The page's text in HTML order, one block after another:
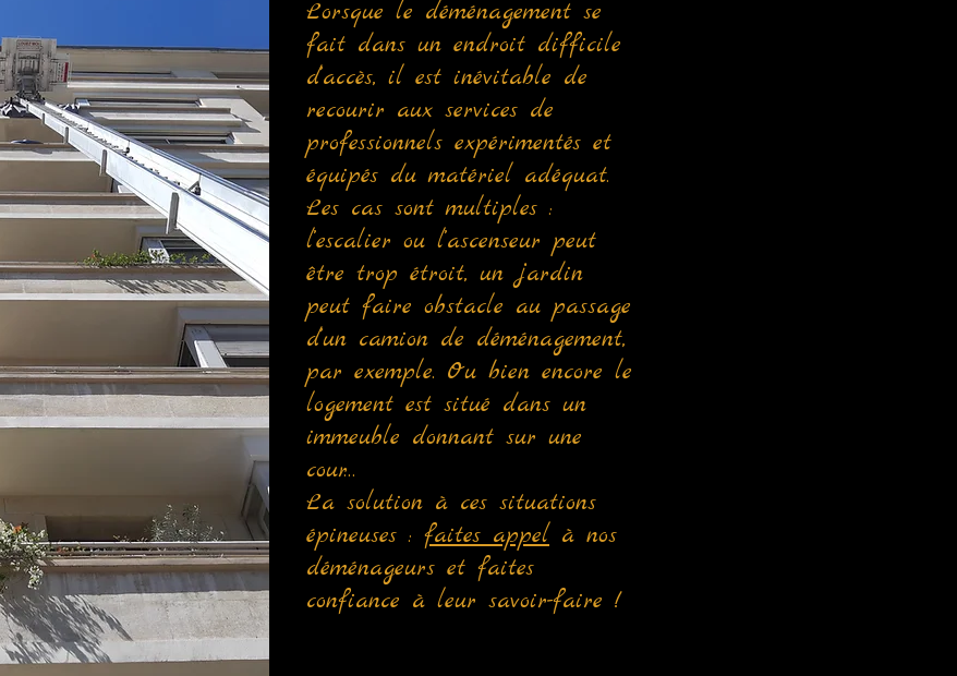
Lorsque le déménagement se
fait dans un endroit difficile
d’accès, il est inévitable de
recourir aux services de
professionnels expérimentés et
équipés du matériel adéquat.
Les cas sont multiples :
l’escalier ou l’ascenseur peut
être trop étroit, un jardin
peut faire obstacle au passage
d’un camion de déménagement,
par exemple. Ou bien encore le
logement est situé dans un
immeuble donnant sur une
cour…
La solution à ces situations
épineuses : faites appel à nos
déménageurs et faites
confiance à leur savoir-faire !